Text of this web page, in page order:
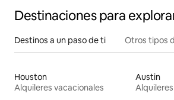
Destinaciones para
Destinos a un paso de ti Otros tipos
Houston
Alquileres vacacionales
Austin